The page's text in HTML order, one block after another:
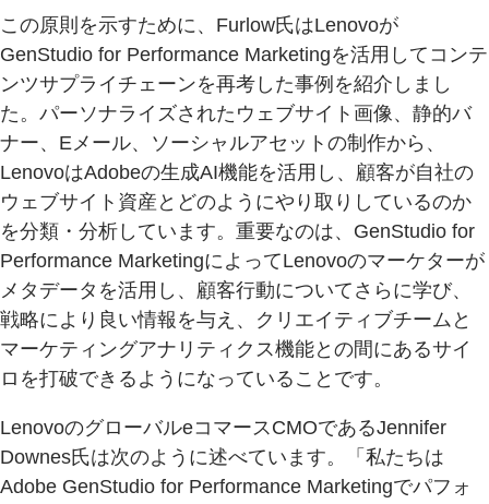
この原則を示すために、Furlow氏はLenovoが
GenStudio for Performance Marketingを活用してコンテ
ンツサプライチェーンを再考した事例を紹介しまし
た。パーソナライズされたウェブサイト画像、静的バ
ナー、Eメール、ソーシャルアセットの制作から、
LenovoはAdobeの生成AI機能を活用し、顧客が自社の
ウェブサイト資産とどのようにやり取りしているのか
を分類・分析しています。重要なのは、GenStudio for
Performance MarketingによってLenovoのマーケターが
メタデータを活用し、顧客行動についてさらに学び、
戦略により良い情報を与え、クリエイティブチームと
マーケティングアナリティクス機能との間にあるサイ
ロを打破できるようになっていることです。
LenovoのグローバルeコマースCMOであるJennifer
Downes氏は次のように述べています。「私たちは
Adobe GenStudio for Performance Marketingでパフォ